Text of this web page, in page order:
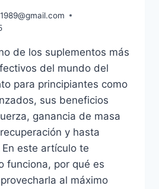
de los suplementos más
del mundo del
para principiantes como
sus beneficios
ganancia de masa
y hasta
este artículo te
funciona, por qué es
al máximo